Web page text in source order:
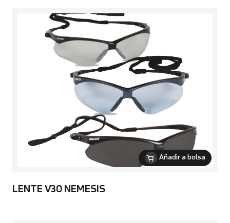
Añadir a bolsa
LENTE V30 NEMESIS